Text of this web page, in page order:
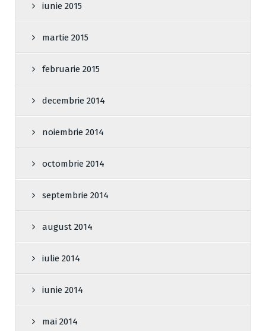
iunie 2015
martie 2015
februarie 2015
decembrie 2014
noiembrie 2014
octombrie 2014
septembrie 2014
august 2014
iulie 2014
iunie 2014
mai 2014